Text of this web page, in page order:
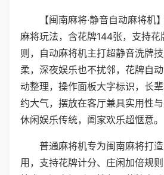
【闽南麻将·静音自动麻将机
麻将玩法，含花牌144张，支持
则，自动麻将机主打超静音洗牌
柔，深夜娱乐也不扰邻，花牌自
动整理，操作面板大字标识，长
约大气，摆放在客厅兼具实用性
休闲娱乐传统，阖家欢乐超惬意。
普通麻将机专为闽南麻将打
用，支持花牌计分、庄闲加倍规